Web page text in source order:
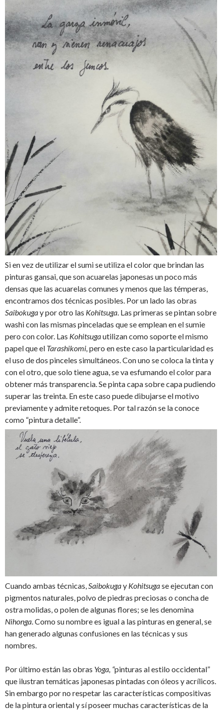
Si en vez de utilizar el sumi se utiliza el color que brindan las
pinturas gansai, que son acuarelas japonesas un poco más
densas que las acuarelas comunes y menos que las témperas,
encontramos dos técnicas posibles. Por un lado las obras
Saibokugay por otro las Kohitsuga. Las primeras se pintan sobre
washi con las mismas pinceladas que se emplean en el sumie
pero con color. Las Kohitsugautilizan como soporte el mismo
papel que el Tarashikomi, pero en este caso la particularidad es
el uso de dos pinceles simultáneos. Con uno se coloca la tinta y
con el otro, que solo tiene agua, se va esfumando el color para
obtener más transparencia. Se pinta capa sobre capa pudiendo
superar las treinta. En este caso puede dibujarse el motivo
previamente y admite retoques. Por tal razón se la conoce
como “pintura detalle”.
Cuando ambas técnicas, Saibokugay Kohitsugase ejecutan con
pigmentos naturales, polvo de piedras preciosas o concha de
ostra molidas, o polen de algunas flores; se les denomina
Nihonga . Como su nombre es igual a las pinturas en general, se
han generado algunas confusiones en las técnicas y sus
nombres.
Por último están las obras Yoga, “pinturas al estilo occidental”
que ilustran temáticas japonesas pintadas con óleos y acrílicos.
Sin embargo por no respetar las características compositivas
de la pintura oriental y sí poseer muchas características de la